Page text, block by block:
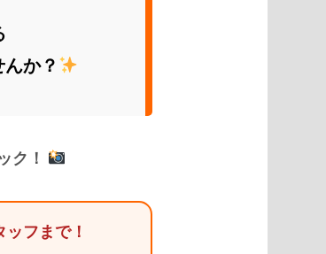
か？
ク！
フまで！